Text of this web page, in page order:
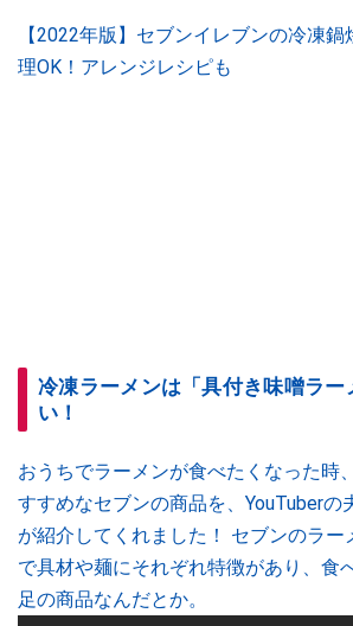
【2022年版】セブンイレブンの冷凍
理OK！アレンジレシピも
冷凍ラーメンは「具付き味噌ラー
い！
おうちでラーメンが食べたくなった時
すすめなセブンの商品を、YouTuberの
が紹介してくれました！ セブンのラー
で具材や麺にそれぞれ特徴があり、食
足の商品なんだとか。